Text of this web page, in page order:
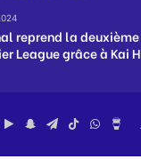
reprend la
League grâce à Kai
GoogleSnapchat
Telegram
TikTok